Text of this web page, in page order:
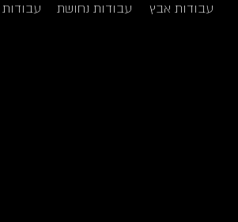
עבודות אבץ עבודות נחושת עבודות